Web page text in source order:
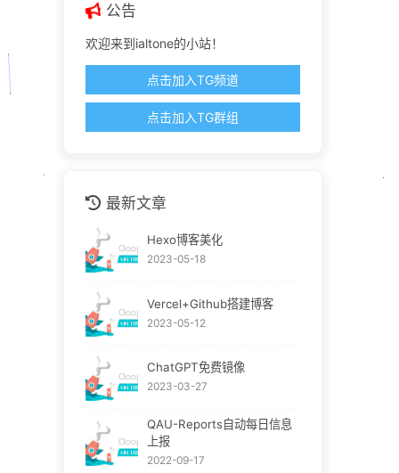
公告
欢迎来到ialtone的小站！
点击加入TG频道
点击加入TG群组
最新文章
Hexo博客美化
2023-05-18
Vercel+Github搭建博客
2023-05-12
ChatGPT免费镜像
2023-03-27
QAU-Reports自动每日信息
上报
2022-09-17